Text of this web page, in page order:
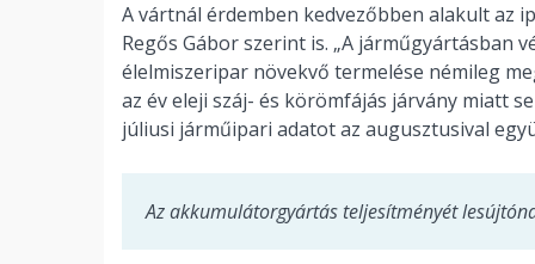
A vártnál érdemben kedvezőbben alakult az
Regős Gábor szerint is. „A járműgyártásban
élelmiszeripar növekvő termelése némileg
az év eleji száj- és körömfájás járvány miatt
júliusi járműipari adatot az augusztusival
Az akkumulátorgyártás teljesítményét